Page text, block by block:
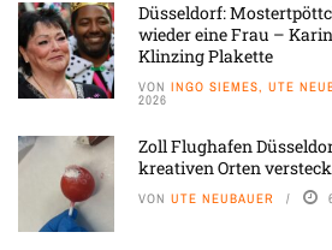
Düsseldorf:
wieder eine Frau –
Klinzing Plakette
VON INGO SIEMES, UTE
2026
Zoll Flughafen
kreativen Orten
VON UTE NEUBAUER